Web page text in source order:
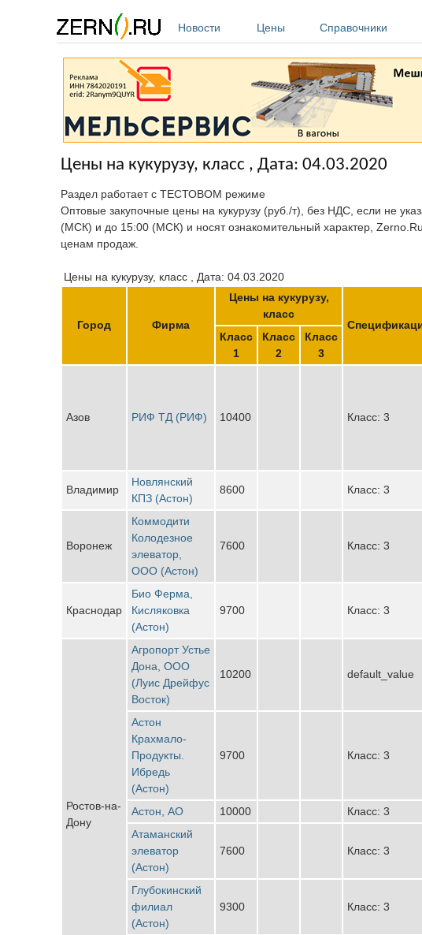
Новости
Цены Справочники
Цены на кукурузу, класс , Дата: 04.03.2020
Раздел работает с ТЕСТОВОМ режиме
Оптовые закупочные цены на кукурузу (руб./т), без НДС, если не
(МСК) и до 15:00 (МСК) и носят ознакомительный характер, Zerno.Ru
ценам продаж.
Цены на кукурузу, класс , Дата: 04.03.2020
Город Фирма
Цены на кукурузу,
класс
Класс
1
Класс
2
Класс
3
Азов РИФ ТД (РИФ) 10400 Класс: 3
Владимир
Новлянский
КПЗ (Астон)
8600 Класс: 3
Воронеж
Коммодити
Колодезное
элеватор,
ООО (Астон)
7600 Класс: 3
Краснодар
Био Ферма,
Кисляковка
(Астон)
9700 Класс: 3
Ростов-на-
Дону
Агропорт Устье
Дона, ООО
(Луис Дрейфус
Восток)
10200 default_value
Астон
Крахмало-
Продукты.
Ибредь
(Астон)
9700 Класс: 3
Астон, АО 10000 Класс: 3
Атаманский
элеватор
(Астон)
7600 Класс: 3
Глубокинский
филиал
(Астон)
9300 Класс: 3